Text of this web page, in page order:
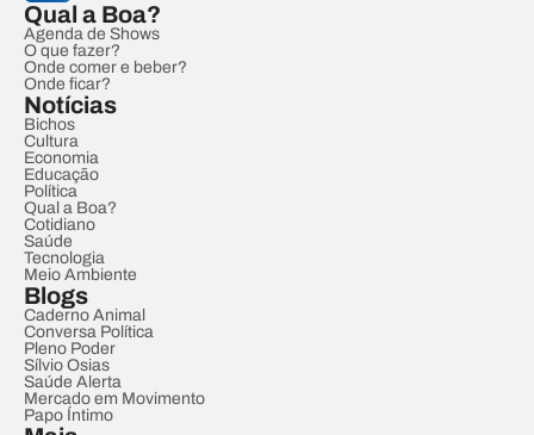
Qual a Boa?
Agenda de Shows
O que fazer?
Onde comer e beber?
Onde ficar?
Notícias
Bichos
Cultura
Economia
Educação
Política
Qual a Boa?
Cotidiano
Saúde
Tecnologia
Meio Ambiente
Blogs
Caderno Animal
Conversa Política
Pleno Poder
Sílvio Osias
Saúde Alerta
Mercado em Movimento
Papo Íntimo